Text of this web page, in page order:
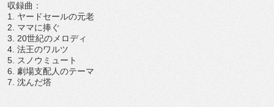
収録曲：
1. ヤードセールの元老
2. ママに捧ぐ
3. 20世紀のメロディ
4. 法王のワルツ
5. スノウミュート
6. 劇場支配人のテーマ
7. 沈んだ塔